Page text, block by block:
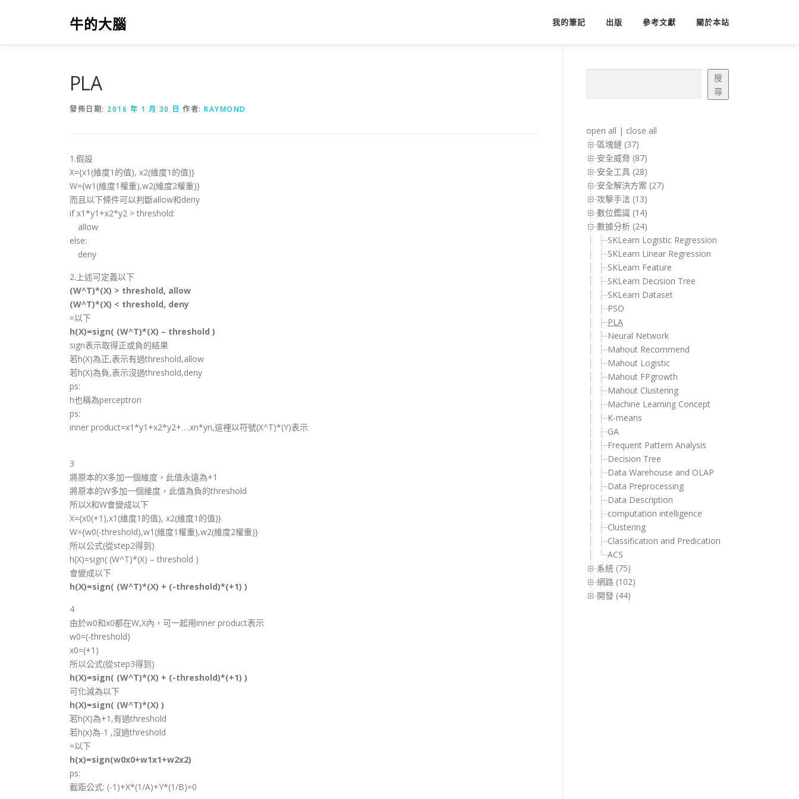
要
牛的大腦 我的筆記 出版 參考文獻 關於本站
PLA
發佈日期: 2016 年 1 月 30 日 作者: RAYMOND
1.假設
X={x1(維度1的值), x2(維度1的值)}
W={w1(維度1權重),w2(維度2權重)}
而且以下條件可以判斷allow和deny
if x1*y1+x2*y2 > threshold:
allow
else:
deny
2.上述可定義以下
(W^T)*(X) > threshold, allow
(W^T)*(X) < threshold, deny
=以下
h(X)=sign( (W^T)*(X) – threshold )
sign表示取得正或負的結果
若h(X)為正,表示有過threshold,allow
若h(X)為負,表示沒過threshold,deny
ps:
h也稱為perceptron
ps:
inner product=x1*y1+x2*y2+….xn*yn,這裡以符號(X^T)*(Y)表示
3
將原本的X多加一個維度，此值永遠為+1
將原本的W多加一個維度，此值為負的threshold
所以X和W會變成以下
X={x0(+1),x1(維度1的值), x2(維度1的值)}
W={w0(-threshold),w1(維度1權重),w2(維度2權重)}
所以公式(從step2得到)
h(X)=sign( (W^T)*(X) – threshold )
會變成以下
h(X)=sign( (W^T)*(X) + (-threshold)*(+1) )
4
由於w0和x0都在W,X內，可一起用inner product表示
w0=(-threshold)
x0=(+1)
所以公式(從step3得到)
h(X)=sign( (W^T)*(X) + (-threshold)*(+1) )
可化減為以下
h(X)=sign( (W^T)*(X) )
若h(X)為+1,有過threshold
若h(x)為-1 ,沒過threshold
=以下
h(x)=sign(w0x0+w1x1+w2x2)
ps:
截距公式: (-1)+X*(1/A)+Y*(1/B)=0
搜
尋
open all | close all
區塊鏈 (37)
安全威脅 (87)
安全工具 (28)
安全解決方案 (27)
攻擊手法 (13)
數位鑑識 (14)
數據分析 (24)
SKLearn Logistic Regression
SKLearn Linear Regression
SKLearn Feature
SKLearn Decision Tree
SKLearn Dataset
PSO
PLA
Neural Network
Mahout Recommend
Mahout Logistic
Mahout FPgrowth
Mahout Clustering
Machine Learning Concept
K-means
GA
Frequent Pattern Analysis
Decision Tree
Data Warehouse and OLAP
Data Preprocessing
Data Description
computation intelligence
Clustering
Classification and Predication
ACS
系統 (75)
網路 (102)
開發 (44)